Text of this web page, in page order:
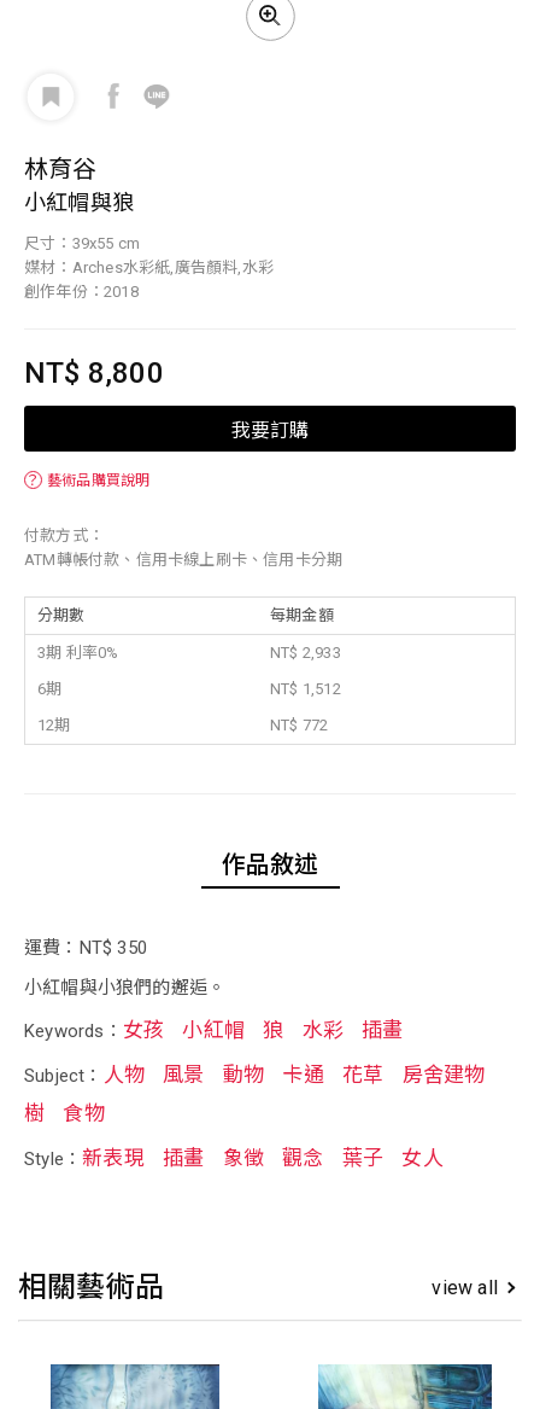
林育谷
小紅帽與狼
尺寸：39x55 cm
媒材：Arches水彩紙,廣告顏料,水彩
創作年份：2018
NT$ 8,800
我要訂購
？ 藝術品購買說明
付款方式：
ATM轉帳付款、信用卡線上刷卡、信用卡分期
分期數 每期金額
3期 利率0%
NT$ 2,933
6期
NT$ 1,512
12期
NT$ 772
作品敘述
運費：NT$ 350
小紅帽與小狼們的邂逅。
Keywords： 女孩 小紅帽 狼 水彩 插畫
Subject： 人物 風景 動物 卡通 花草
房舍建物
樹
食物
Style：新表現 插畫 象徵 觀念 葉子 女人
相關藝術品 view all